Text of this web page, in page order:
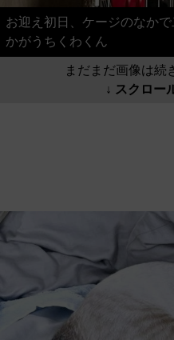
お迎え初日、ケージのなか
かがうちくわくん
まだまだ画像は続
↓ スクロー